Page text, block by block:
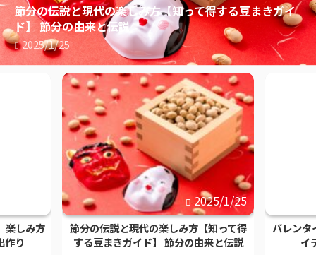
節分の伝説と現代の楽しみ方【知って得する豆まきガイ
ド】 節分の由来と伝説
2025/1/25
知って得
と伝説
2025/1/13
バレンタイン特集！最高のプレゼントア
イディア10選【2025年版】
【2025
果